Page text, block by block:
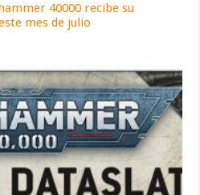
40000 recibe su
mes de julio